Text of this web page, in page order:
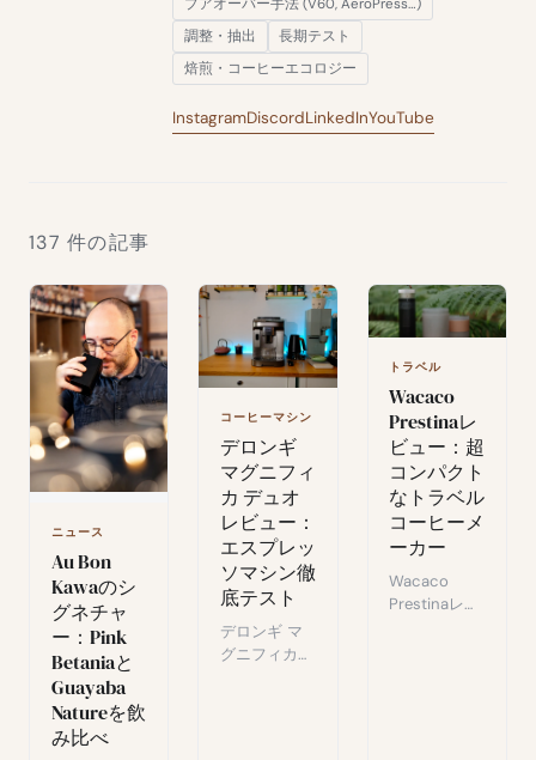
プアオーバー手法 (V60, AeroPress…)
調整・抽出
長期テスト
焙煎・コーヒーエコロジー
InstagramDiscordLinkedInYouTube
137 件の記事
ニュース
Au Bon
Kawaのシ
グネチャ
ー：Pink
Betaniaと
Guayaba
Natureを飲
み比べ
コーヒーマシン
デロンギ
マグニフィ
カ デュオ
レビュー：
エスプレッ
ソマシン徹
底テスト
デロンギ マ
グニフィカ
トラベル
Wacaco
Prestinaレ
ビュー：超
コンパクト
なトラベル
コーヒーメ
ーカー
Wacaco
Prestinaレビ